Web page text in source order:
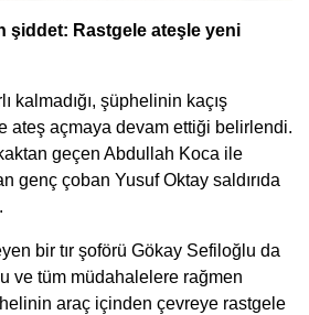
şiddet: Rastgele ateşle yeni
kalmadığı, şüphelinin kaçış
ateş açmaya devam ettiği belirlendi.
geçen Abdullah Koca ile
genç çoban Yusuf Oktay saldırıda
bir tır şoförü Gökay Sefiloğlu da
ve tüm müdahalelere rağmen
araç içinden çevreye rastgele